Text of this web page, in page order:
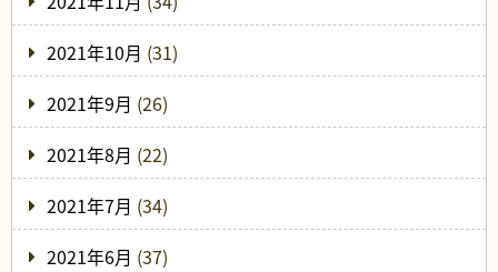
2021年10月 (31)
2021年9月 (26)
2021年8月 (22)
2021年7月 (34)
2021年6月 (37)